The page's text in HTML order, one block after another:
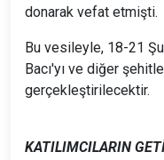
donarak vefat etmişti.
Bu vesileyle, 18-21
Bacı'yı ve diğer
gerçekleştirilecektir.
KATILIMCILARIN